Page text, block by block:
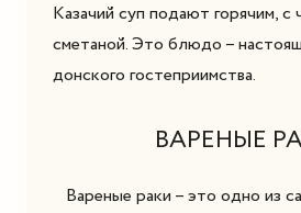
Казачий суп подают горячим,
сметаной. Это блюдо –
донского гостеприимства.
ВАРЕНЫЕ
Вареные раки – это одно из